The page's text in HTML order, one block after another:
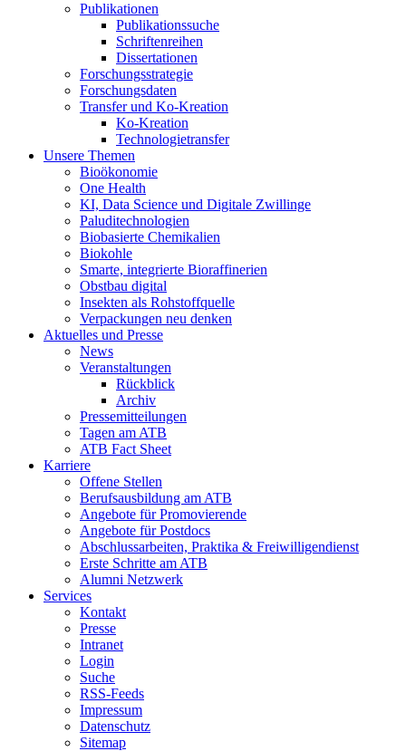
Publikationen
Publikationssuche
Schriftenreihen
Dissertationen
Forschungsstrategie
Forschungsdaten
Transfer und Ko-Kreation
Ko-Kreation
Technologietransfer
Unsere Themen
Bioökonomie
One Health
KI, Data Science und Digitale Zwillinge
Paluditechnologien
Biobasierte Chemikalien
Biokohle
Smarte, integrierte Bioraffinerien
Obstbau digital
Insekten als Rohstoffquelle
Verpackungen neu denken
Aktuelles und Presse
News
Veranstaltungen
Rückblick
Archiv
Pressemitteilungen
Tagen am ATB
ATB Fact Sheet
Karriere
Offene Stellen
Berufsausbildung am ATB
Angebote für Promovierende
Angebote für Postdocs
Abschlussarbeiten, Praktika & Freiwilligendienst
Erste Schritte am ATB
Alumni Netzwerk
Services
Kontakt
Presse
Intranet
Login
Suche
RSS-Feeds
Impressum
Datenschutz
Sitemap